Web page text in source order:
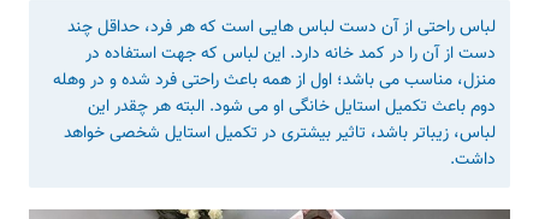
لباس راحتی از آن دست لباس هایی است که هر فرد، حداقل چند
دست از آن را در کمد خانه دارد. این لباس که جهت استفاده در
منزل، مناسب می باشد؛ اول از همه باعث راحتی فرد شده و در وهله
دوم باعث تکمیل استایل خانگی او می شود. البته هر چقدر این
لباس، زیباتر باشد، تاثیر بیشتری در تکمیل استایل شخصی خواهد
داشت.